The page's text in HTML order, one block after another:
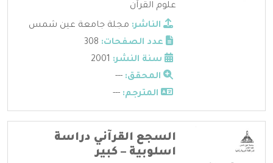
علوم القرآن
الناشر: مجلة جامعة عين شمس
عدد الصفحات:
سنة النشر:
المحقق: ---
المترجم: ---
السجع القرآني دراسة
اسلوبية – كبير